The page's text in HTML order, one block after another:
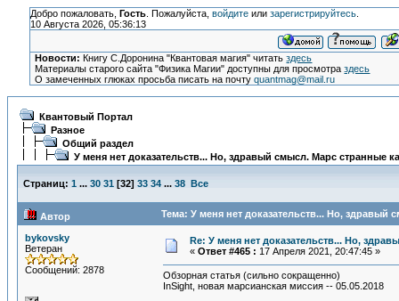
Добро пожаловать, Гость. Пожалуйста, войдитеили зарегистрируйтесь.
10 Августа 2026, 05:36:13
Новости: Книгу С.Доронина "Квантовая магия" читатьздесь
Материалы старого сайта "Физика Магии" доступны для просмотраздесь
О замеченных глюках просьба писать на почтуquantmag@mail.ru
Квантовый Портал
Разное
Общий раздел
У меня нет доказательств... Но, здравый смысл. Марс странные
Страниц: 1 ... 30 31 [32] 33 34 ... 38 Все
Автор Тема: У меня нет доказательств... Но, здравый
bykovsky
Ветеран
Сообщений: 2878
Re: У меня нет доказательств... Но,
« Ответ #465 : 17 Апреля 2021, 20:47:45 »
Обзорная статья (сильно сокращенно)
InSight, новая марсианская миссия -- 05.05.2018